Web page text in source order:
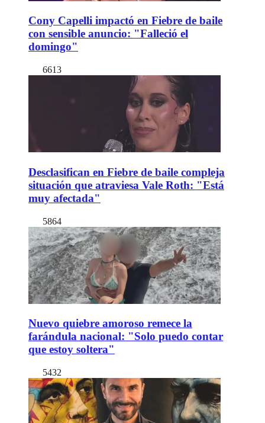
Cony Capelli impactó en Fiebre de baile
con sensible anuncio: "Falleció el
domingo"
6613
Desclasifican en Fiebre de baile compleja
situación que atraviesa Vale Roth: "Está
muy afectada"
5864
Nuevo quiebre amoroso remece la
farándula nacional: "Solo puedo contar
que estoy soltera"
5432